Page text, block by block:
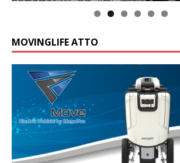
MOVINGLIFE ATTO